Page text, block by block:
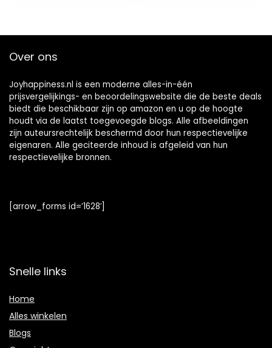
Over ons
Joyhappiness.nl is een moderne alles-in-één
prijsvergelijkings- en beoordelingswebsite die de beste deals
biedt die beschikbaar zijn op amazon en u op de hoogte
houdt via de laatst toegevoegde blogs. Alle afbeeldingen
zijn auteursrechtelijk beschermd door hun respectievelijke
eigenaren. Alle geciteerde inhoud is afgeleid van hun
respectievelijke bronnen.
[arrow_forms id=’1628′]
Snelle links
Home
Alles winkelen
Blogs